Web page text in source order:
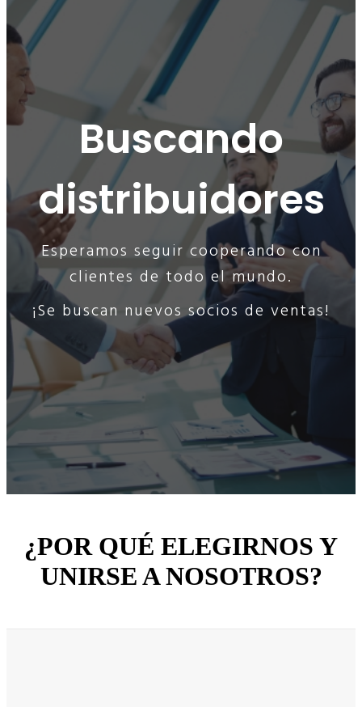
Buscando
distribuidores
Esperamos seguir cooperando con
clientes de todo el mundo.
¡Se buscan nuevos socios de ventas!
¿POR QUÉ ELEGIRNOS Y
UNIRSE A NOSOTROS?